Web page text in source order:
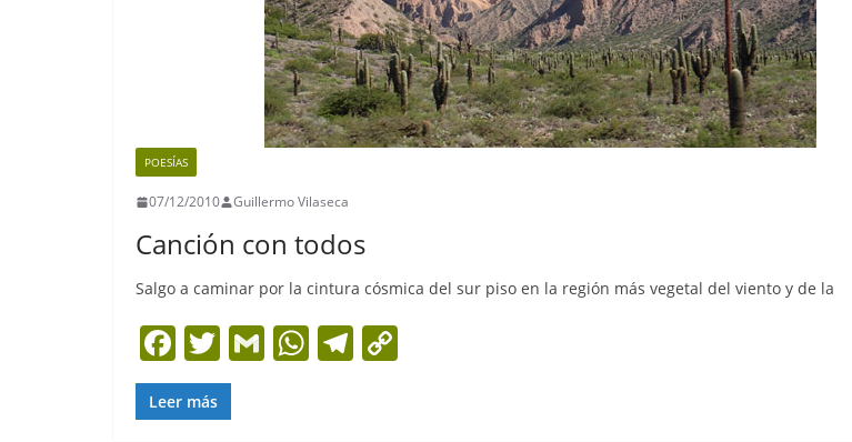
POESÍAS
07/12/2010 Guillermo Vilaseca
Canción con todos
Salgo a caminar por la cintura cósmica del sur piso en la región más vegetal del viento y de la
F
a
c
T
w
itt
G W T
Leer más